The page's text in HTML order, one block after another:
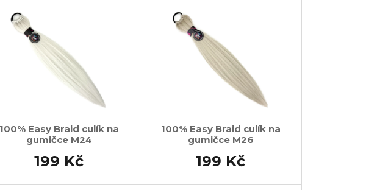
100% Easy Braid culík na
gumičce M24
199 Kč
100% Easy Braid culík na
gumičce M26
199 Kč